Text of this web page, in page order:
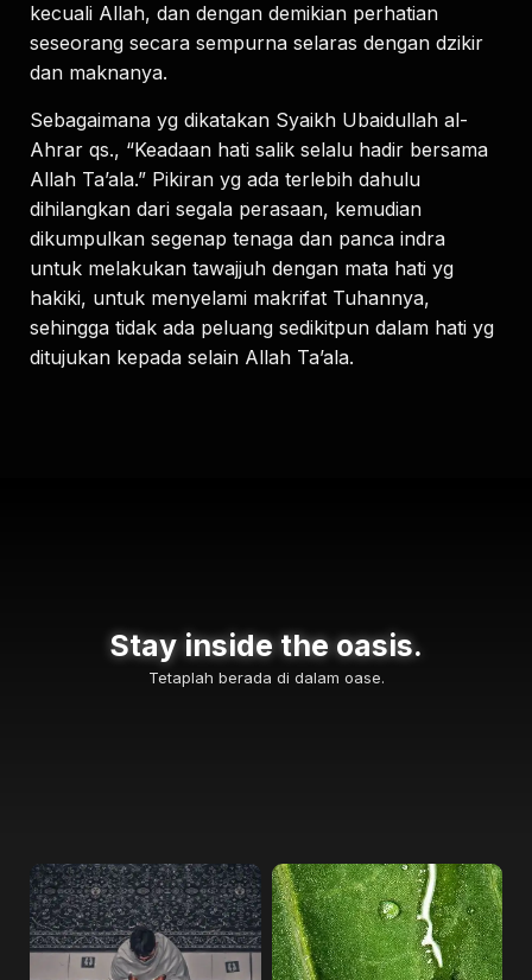
kecuali Allah, dan dengan demikian perhatian
seseorang secara sempurna selaras dengan dzikir
dan maknanya.
Sebagaimana yg dikatakan Syaikh Ubaidullah al-
Ahrar qs., “Keadaan hati salik selalu hadir bersama
Allah Ta’ala.” Pikiran yg ada terlebih dahulu
dihilangkan dari segala perasaan, kemudian
dikumpulkan segenap tenaga dan panca indra
untuk melakukan tawajjuh dengan mata hati yg
hakiki, untuk menyelami makrifat Tuhannya,
sehingga tidak ada peluang sedikitpun dalam hati yg
ditujukan kepada selain Allah Ta’ala.
Stay inside the oasis.
Tetaplah berada di dalam oase.